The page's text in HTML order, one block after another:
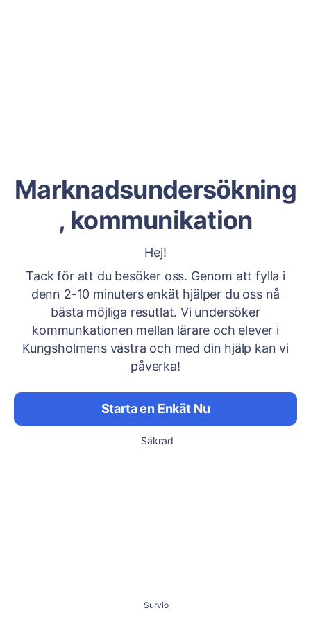
Marknadsundersökning
, kommunikation
Hej!
Tack för att du besöker oss. Genom att fylla i
denn 2-10 minuters enkät hjälper du oss nå
bästa möjliga resutlat. Vi undersöker
kommunkationen mellan lärare och elever i
Kungsholmens västra och med din hjälp kan vi
påverka!
Starta en Enkät Nu
Säkrad
Survio